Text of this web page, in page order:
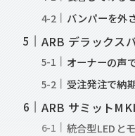
バンパーを外
ARB デラックス
オーナーの声
受注発注で納
ARB サミット
統合型LEDと